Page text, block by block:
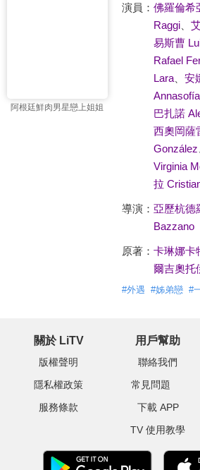
阿根廷鮮肉男星戀上姐姐
演員： 佛羅倫希
Raggi、
易斯曹
Rafael
Lara、 安
巴扎諾
西奧岡薩
González
Virginia
拉
導演： 亞歷杭德
Bazzano
原著： 卡琳娜卡
爾吉奧托
#外遇 #姊弟戀 #
關於 LiTV
版權聲明
隱私權政策
服務條款
用戶幫助
聯絡我們
常見問題
下載 APP
TV 使用教學